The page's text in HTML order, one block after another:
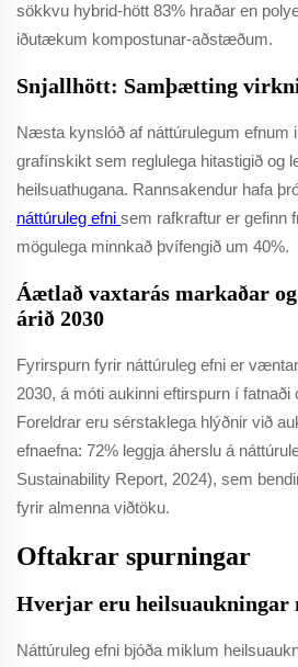
sökkvu hybrid-hött 83% hraðar en
iðutækum kompostunar-aðstæðum.
Snjallhött: Samþætting
Næsta kynslóð af náttúrulegum efnum
grafínskikt sem reglulega hitastigið og
heilsuathugana. Rannsakendur hafa
náttúruleg efni sem rafkraftur er gefinn
mögulega minnkað þvífengið um 40%.
Áætlað vaxtarás markaðar
árið 2030
Fyrirspurn fyrir náttúruleg efni er
2030, á móti aukinni eftirspurn í fatnaði
Foreldrar eru sérstaklega hlýðnir við
efnaefna: 72% leggja áherslu á
Sustainability Report, 2024), sem
fyrir almenna viðtöku.
Oftakrar spurningar
Hverjar eru heilsuaukningar
Náttúruleg efni bjóða miklum